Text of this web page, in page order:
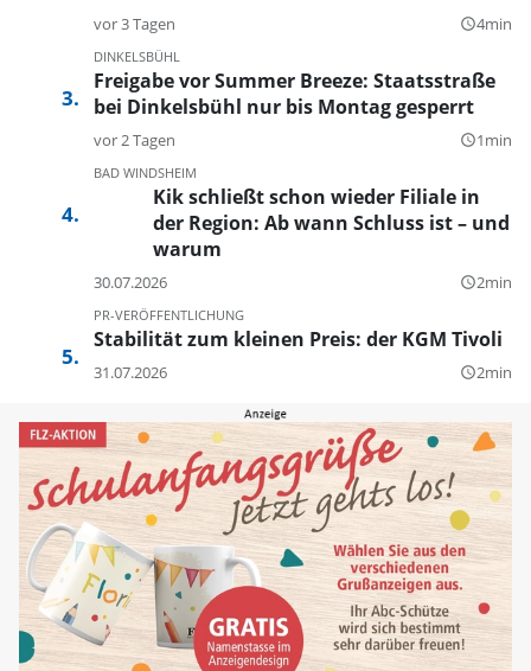
vor 3 Tagen query_builder4min
DINKELSBÜHL
Freigabe vor Summer Breeze: Staatsstraße
bei Dinkelsbühl nur bis Montag gesperrt
vor 2 Tagen query_builder1min
BAD WINDSHEIM
Kik schließt schon wieder Filiale in
der Region: Ab wann Schluss ist – und
warum
30.07.2026 query_builder2min
PR-VERÖFFENTLICHUNG
Stabilität zum kleinen Preis: der KGM Tivoli
31.07.2026 query_builder2min